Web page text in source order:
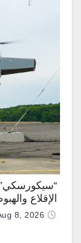
“سيكورسكي”
الإقلاع
8, 2026